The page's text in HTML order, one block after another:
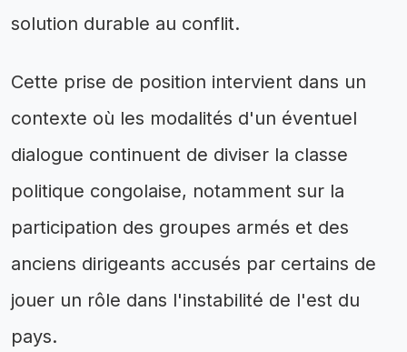
solution durable au conflit.
Cette prise de position intervient dans un
contexte où les modalités d'un éventuel
dialogue continuent de diviser la classe
politique congolaise, notamment sur la
participation des groupes armés et des
anciens dirigeants accusés par certains de
jouer un rôle dans l'instabilité de l'est du
pays.